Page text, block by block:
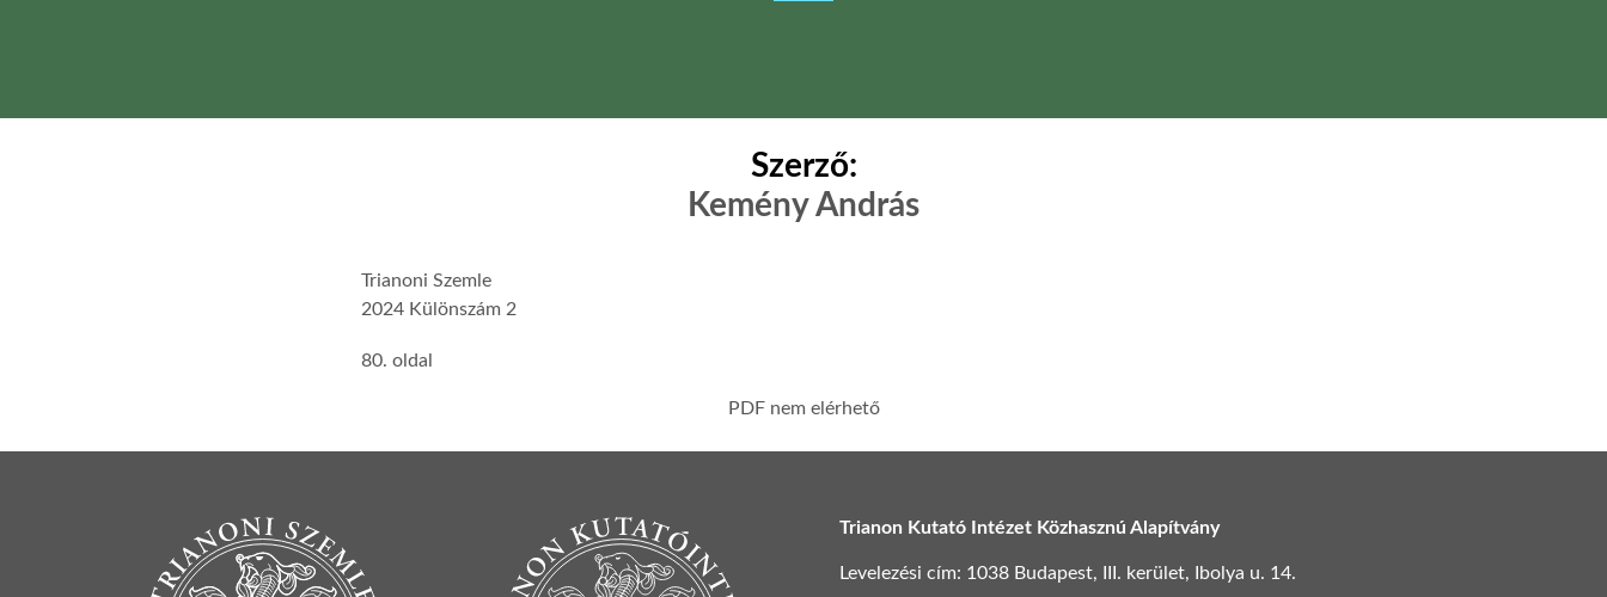
Szerző:
Kemény András
Trianoni Szemle
2024 Különszám 2
80. oldal
PDF nem elérhető
Trianon Kutató Intézet Közhasznú Alapítvány
Levelezési cím: 1038 Budapest, III. kerület, Ibolya u. 14.